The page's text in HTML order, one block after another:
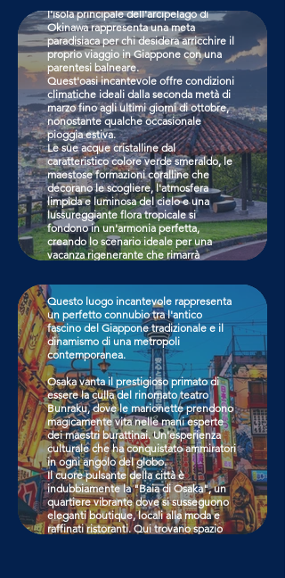
buddisti, santuari sacri, incantevoli
giardini e sereni specchi d'acqua,
elementi che rendono Nara una
destinazione capace di lasciare senza
fiato ogni visitatore.
CLICCA QUI
l'isola principale dell'arcipelago di
Okinawa rappresenta una meta
paradisiaca per chi desidera arricchire il
proprio viaggio in Giappone con una
parentesi balneare.
Quest'oasi incantevole offre condizioni
climatiche ideali dalla seconda metà di
marzo fino agli ultimi giorni di ottobre,
nonostante qualche occasionale
pioggia estiva.
Le sue acque cristalline dal
caratteristico colore verde smeraldo, le
maestose formazioni coralline che
decorano le scogliere, l'atmosfera
limpida e luminosa del cielo e una
lussureggiante flora tropicale si
fondono in un'armonia perfetta,
creando lo scenario ideale per una
vacanza rigenerante che rimarrà
CLICCA QUI
Osaka
Nel punto dove il Mare Interno
lambisce il nordest del Giappone, sorge
l'affascinante Osaka.
Un intreccio suggestivo di vie d'acqua
scorre silenziosamente sotto il vivace
Questo luogo incantevole rappresenta
un perfetto connubio tra l'antico
fascino del Giappone tradizionale e il
dinamismo di una metropoli
contemporanea.
Osaka vanta il prestigioso primato di
essere la culla del rinomato teatro
Bunraku, dove le marionette prendono
magicamente vita nelle mani esperte
dei maestri burattinai. Un'esperienza
culturale che ha conquistato ammiratori
in ogni angolo del globo.
Il cuore pulsante della città è
indubbiamente la "Baia di Osaka", un
quartiere vibrante dove si susseguono
eleganti boutique, locali alla moda e
raffinati ristoranti. Qui trovano spazio